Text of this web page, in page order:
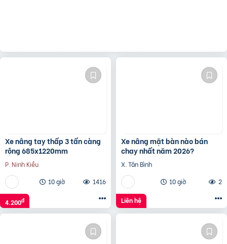
Xe nâng tay thấp 3 tấn càng
rộng 685x1220mm
P. Ninh Kiều
10 giờ
1416
4.200đ
Xe nâng mặt bàn nào bán
chạy nhất năm 2026?
X. Tân Bình
10 giờ
2
Liên hệ